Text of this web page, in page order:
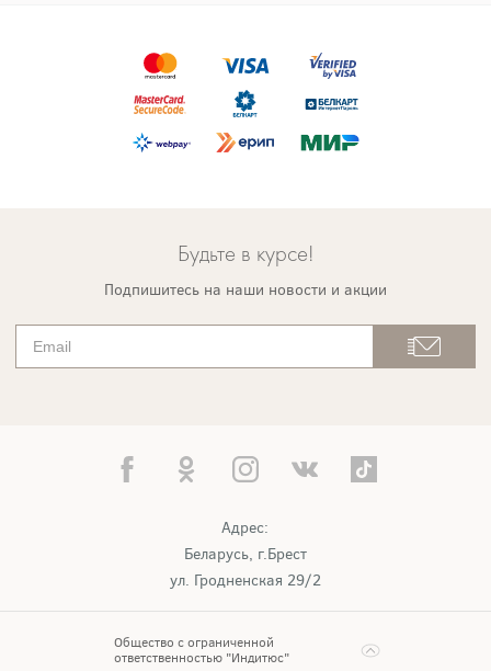
Будьте в курсе!
Подпишитесь на наши новости и акции
Адрес:
Беларусь, г.Брест
ул. Гродненская 29/2
Общество с ограниченной
ответственностью "Индитюс"